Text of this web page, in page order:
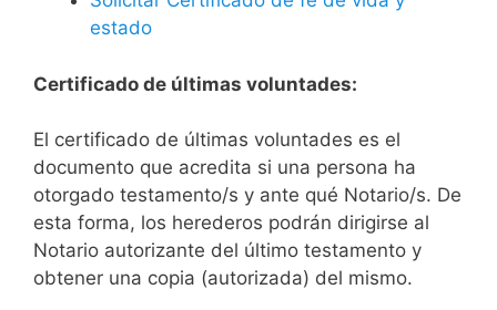
estado
Certificado de últimas voluntades:
El certificado de últimas voluntades es el
documento que acredita si una persona ha
otorgado testamento/s y ante qué Notario/s. De
esta forma, los herederos podrán dirigirse al
Notario autorizante del último testamento y
obtener una copia (autorizada) del mismo.